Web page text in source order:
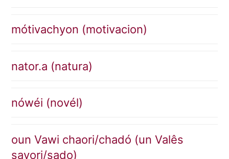
mótivachyon (motivacion)
nator.a (natura)
nówéi (novél)
oun Vawi chaori/chadó (un Valês
savori/sado)